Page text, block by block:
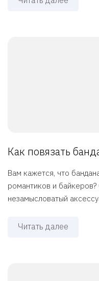
Как повязать
Вам кажется, что
романтиков и
незамысловатый
Читать далее